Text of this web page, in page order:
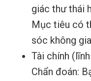
giác thư thái
Mục tiêu có
sóc không
Tài chính
Chẩn đoán: